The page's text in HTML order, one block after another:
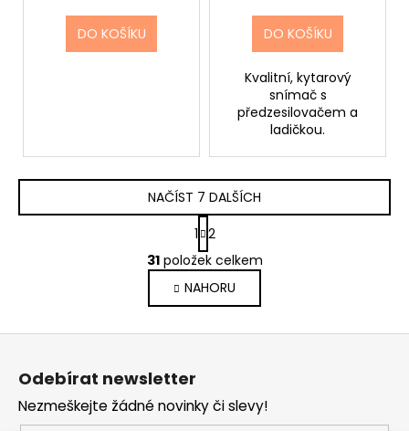
DO KOŠÍKU DO KOŠÍKU
Kvalitní, kytarový
snímač s
předzesilovačem a
ladičkou.
O
v
l
á
d
p
NAČÍST 7 DALŠÍCH
S
t
r
á
n
k
o
í
1 2
31položek celkem
NAHORU
Odebírat newsletter
Nezmeškejte žádné novinky či slevy!